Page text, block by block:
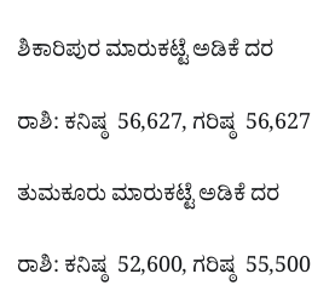
ಶಿಕಾರಿಪುರ ಮಾರುಕಟ್ಟೆ ಅಡಿಕೆ ದರ
ರಾಶಿ: ಕನಿಷ್ಠ 56,627, ಗರಿಷ್ಠ 56,627
ತುಮಕೂರು ಮಾರುಕಟ್ಟೆ ಅಡಿಕೆ ದರ
ರಾಶಿ: ಕನಿಷ್ಠ 52,600, ಗರಿಷ್ಠ 55,500